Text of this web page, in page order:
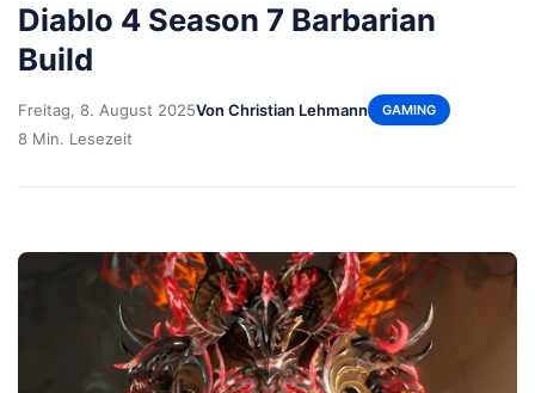
Diablo 4 Season 7 Barbarian
Build
Freitag, 8. August 2025Von Christian Lehmann GAMING
8 Min. Lesezeit